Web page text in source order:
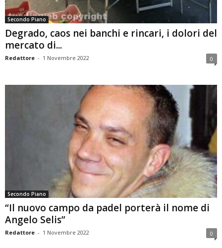
Secondo Piano
Degrado, caos nei banchi e rincari, i dolori del
mercato di...
Redattore - 1 Novembre 2022 0
Secondo Piano
“Il nuovo campo da padel porterà il nome di
Angelo Selis”
Redattore - 1 Novembre 2022 0